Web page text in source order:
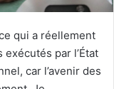
qui a réellement
par l’État
car l’avenir des